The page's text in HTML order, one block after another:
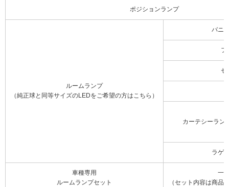
ポジションランプ
ルームランプ
（純正球と同等サイズのLEDをご希望の方はこちら）
バニ
フ
セ
カーテシーラン
ラゲ
車種専用
ルームランプセット
一
（セット内容は商品